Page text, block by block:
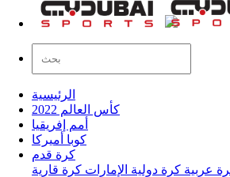
الرئيسية
كأس العالم 2022
أمم إفريقيا
كوبا أميركا
كرة قدم
عربية كرة دولية الإمارات كرة قارية